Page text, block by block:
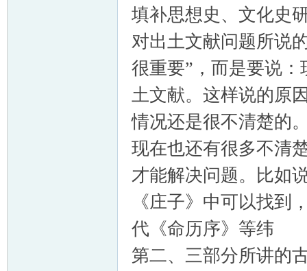
填补思想史、文化
对出土文献问题所说
很重要”，而是要说
土文献。这样说的原
情况还是很不清楚的
现在也还有很多不清
才能解决问题。比如
《庄子》中可以找到
代《命历序》等纬
第二、三部分所讲的